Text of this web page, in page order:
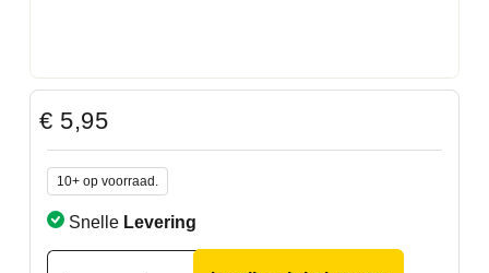
€ 5,95
10+ op voorraad.
Snelle Levering